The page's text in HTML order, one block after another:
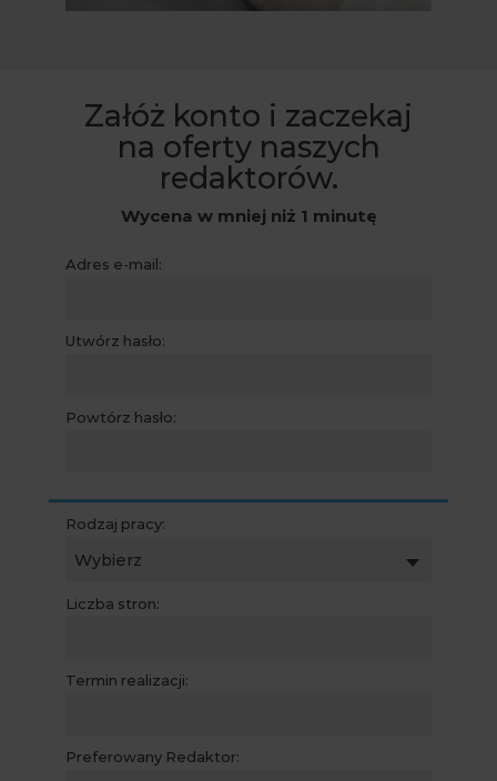
Załóż konto i zaczekaj
na oferty naszych
redaktorów.
Wycena w mniej niż 1 minutę
Adres e-mail:
Utwórz hasło:
Powtórz hasło:
Rodzaj pracy:
Wybierz
Liczba stron:
Termin realizacji:
Preferowany Redaktor: